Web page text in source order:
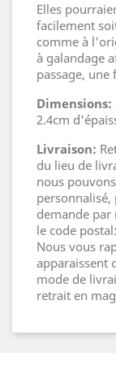
Elles
facilement
comme à
à galandage
passage, une
Dimensions:
2.4cm
Livraison:
du lieu de
nous
demande
le code
Nous vous
apparaissent
mode de
retrait en